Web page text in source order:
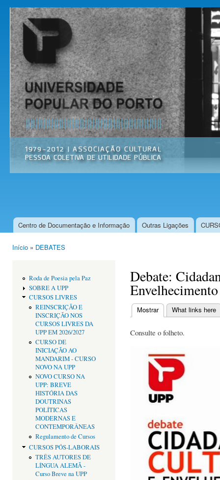
Universidade
Popular do
Porto
Associação
Cultural
Menu principal
Centro de Documentação e Informação Outras Ligações
Início » DEBATES
Roda de Poesia pela Paz
SOBRE A UPP
CURSOS LIVRES
REINSCRIÇÃO E
INSCRIÇÃO NOS
CURSOS LIVRES DA
UPP EM 2026/2027
CURSO DE
INICIAÇÃO AO
MANDARIM - CURSO
NOVO NA UPP
NOVO CURSO NA
UPP: BREVE
HISTÓRIA DAS
DOUTRINAS
POLÍTICAS
MODERNAS E
CONTEMPORÂNEAS
Regulamento de Cursos
CURSOS PÓS-LABORAIS
TRÊS AUTORES DE
LÍNGUA ALEMÃ -
Curso Breve na UPP
Debate:
Envelhecimento
Separadores
Mostrar(separador ativo)
What links here
Consulte o folheto.